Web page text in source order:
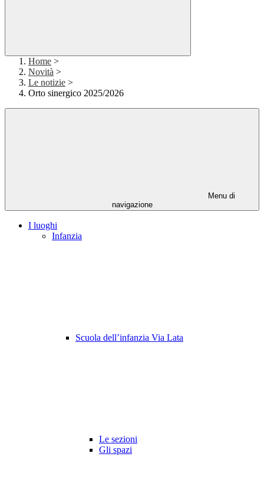
Home >
Novità >
Le notizie >
Orto sinergico 2025/2026
Menu di
navigazione
I luoghi
Infanzia
Scuola dell’infanzia Via Lata
Le sezioni
Gli spazi